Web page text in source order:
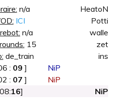
n/a
ICI
n/a
15
de_train
HeatoN
Potti
walle
zet
ins
: 09 ]
: 07 ]
NiP
NiP
16] NiP